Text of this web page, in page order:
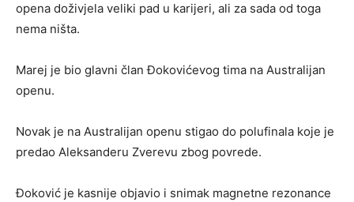
opena doživjela veliki pad u karijeri, ali za sada od toga
nema ništa.
Marej je bio glavni član Đokovićevog tima na Australijan
openu.
Novak je na Australijan openu stigao do polufinala koje je
predao Aleksanderu Zverevu zbog povrede.
Đoković je kasnije objavio i snimak magnetne rezonance